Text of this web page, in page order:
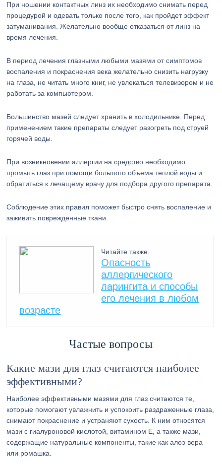
При ношении контактных линз их необходимо снимать перед
процедурой и одевать только после того, как пройдет эффект
затуманивания. Желательно вообще отказаться от линз на
время лечения.
В период лечения глазными любыми мазями от симптомов
воспаления и покраснения века желательно снизить нагрузку
на глаза, не читать много книг, не увлекаться телевизором и не
работать за компьютером.
Большинство мазей следует хранить в холодильнике. Перед
применением такие препараты следует разогреть под струей
горячей воды.
При возникновении аллергии на средство необходимо
промыть глаз при помощи большого объема теплой воды и
обратиться к лечащему врачу для подбора другого препарата.
Соблюдение этих правил поможет быстро снять воспаление и
заживить поврежденные ткани.
Читайте также:
Опасность
аллергического
ларингита и способы
его лечения в любом
возрасте
Частые вопросы
Какие мази для глаз считаются наиболее
эффективными?
Наиболее эффективными мазями для глаз считаются те,
которые помогают увлажнить и успокоить раздраженные глаза,
снимают покраснение и устраняют сухость. К ним относятся
мази с гиалуроновой кислотой, витамином Е, а также мази,
содержащие натуральные компоненты, такие как алоэ вера
или ромашка.